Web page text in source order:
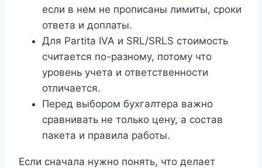
если в нем не прописаны лимиты, сроки
ответа и доплаты.
Для Partita IVA и SRL/SRLS стоимость
считается по-разному, потому что
уровень учета и ответственности
отличается.
Перед выбором бухгалтера важно
сравнивать не только цену, а состав
пакета и правила работы.
Если сначала нужно понять, что делает